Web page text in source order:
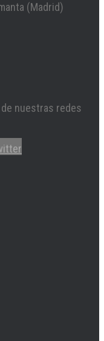
(Madrid)
nuestras redes